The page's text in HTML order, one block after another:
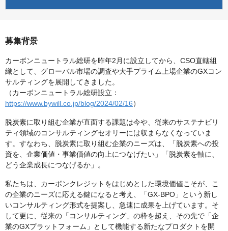
募集背景
カーボンニュートラル総研を昨年2月に設立してから、CSO直轄組
織として、グローバル市場の調査や大手プライム上場企業のGXコン
サルティングを展開してきました。
（カーボンニュートラル総研設立：
https://www.bywill.co.jp/blog/2024/02/16）
脱炭素に取り組む企業が直面する課題は今や、従来のサステナビリ
ティ領域のコンサルティングセオリーには収まらなくなっていま
す。すなわち、脱炭素に取り組む企業のニーズは、「脱炭素への投
資を、企業価値・事業価値の向上につなげたい」「脱炭素を軸に、
どう企業成長につなげるか」。
私たちは、カーボンクレジットをはじめとした環境価値こそが、こ
の企業のニーズに応える鍵になると考え、「GX-BPO」という新し
いコンサルティング形式を提案し、急速に成果を上げています。そ
して更に、従来の「コンサルティング」の枠を超え、その先で「企
業のGXプラットフォーム」として機能する新たなプロダクトを開